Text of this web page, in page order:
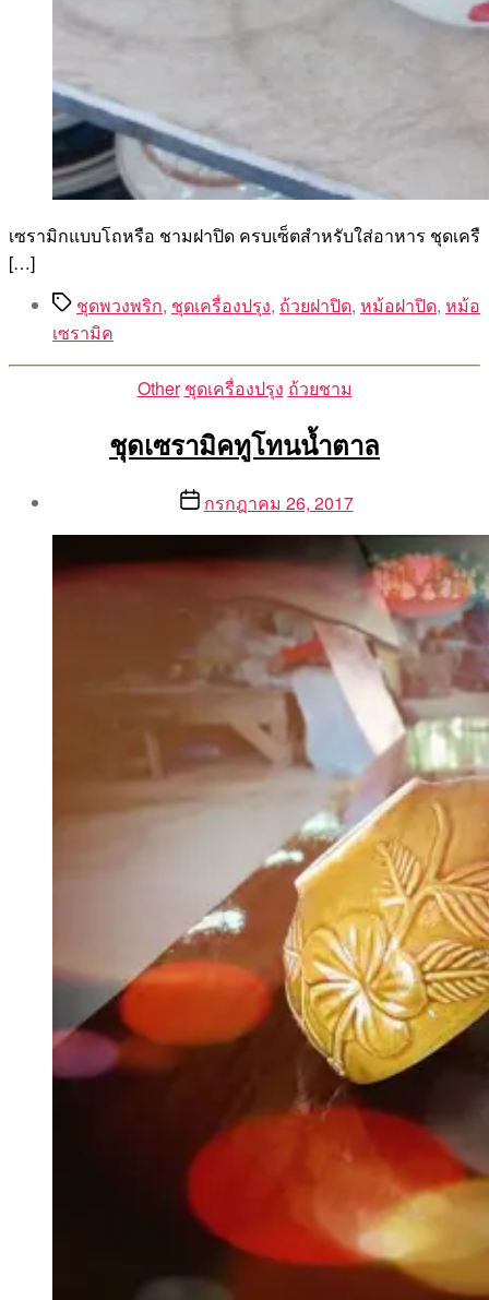
เซรามิกแบบโถหรือ ชามฝาปิด ครบเซ็ตสำหรับใส่อาหาร ชุดเครื
[…]
Tagsชุดพวงพริก, ชุดเครื่องปรุง, ถ้วยฝาปิด, หม้อฝาปิด, หม้อ
เซรามิค
Categories
Other ชุดเครื่องปรุง ถ้วยชาม
ชุดเซรามิคทูโทนน้ำตาล
By
Postกรกฎาคม 26, 2017